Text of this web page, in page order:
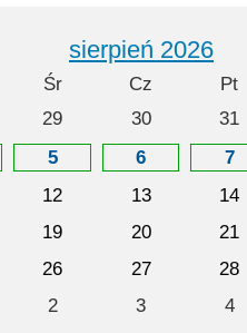
sierpień 2026
Śr Cz Pt
29 30 31
5 6 7
12 13 14
19 20 21
26 27 28
2 3 4